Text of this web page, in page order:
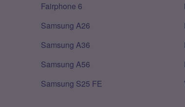
Fairphone 6
Samsung A26
Samsung A36
Samsung A56
Samsung S25 FE